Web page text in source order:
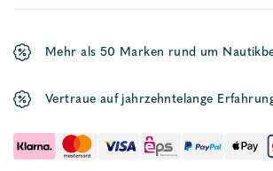
Mehr als 50 Marken rund um
Vertraue auf jahrzehntelange